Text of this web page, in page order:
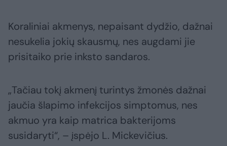
Koraliniai akmenys, nepaisant dydžio, dažnai
nesukelia jokių skausmų, nes augdami jie
prisitaiko prie inksto sandaros.
„Tačiau tokį akmenį turintys žmonės dažnai
jaučia šlapimo infekcijos simptomus, nes
akmuo yra kaip matrica bakterijoms
susidaryti“, – įspėjo L. Mickevičius.